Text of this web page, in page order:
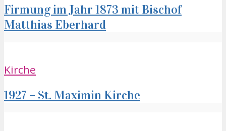
Firmung im Jahr 1873 mit Bischof
Matthias Eberhard
Kirche
1927 – St. Maximin Kirche